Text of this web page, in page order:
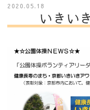
2020.05.18
いきい